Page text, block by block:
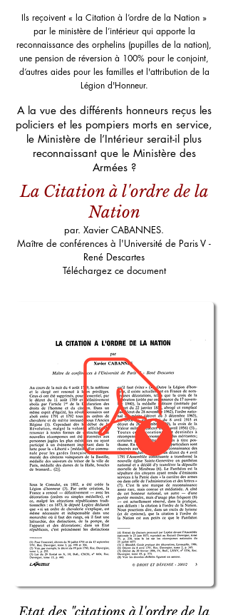
Ils reçoivent « la Citation à l’ordre de la Nation »
par le ministère de l’intérieur qui apporte la
reconnaissance des orphelins (pupilles de la nation),
une pension de réversion à 100% pour le conjoint,
d’autres aides pour les familles et l'attribution de la
Légion d'Honneur.
A la vue des différents honneurs reçus les
policiers et les pompiers morts en service,
le Ministère de l’Intérieur serait-il plus
reconnaissant que le Ministère des
Armées ?
La Citation à l'ordre de la
Nation
par. Xavier CABANNES.
Maître de conférences à l'Université de Paris V -
René Descartes
Téléchargez ce document